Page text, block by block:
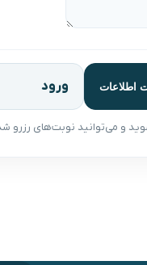
اطلاعات ورود
و می‌توانید نوبت‌های